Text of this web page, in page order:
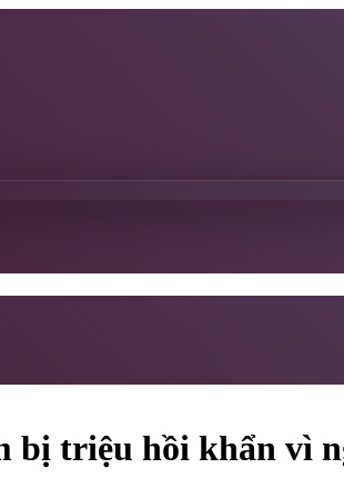
bị triệu hồi khẩn vì